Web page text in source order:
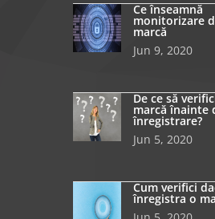
Ce înseamnă
monitorizare
marcă
Jun 9, 2020
De ce să
marcă înainte
înregistrare?
Jun 5, 2020
Cum verifici
înregistra o